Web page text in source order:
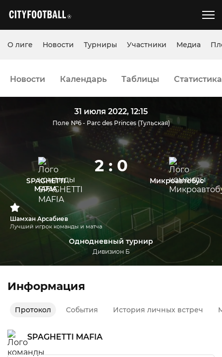
О лиге Новости Турниры Участники Медиа
Новости Календарь Таблицы Статистика
31 июля 2022, 12:15
Поле №6 - Parc des Princes (Тульская)
SPAGHETTI
MAFIA
2 : 0
Микроавтобус
Шамхан Арсабиев
Лучший игрок команды и матча
Однодневный турнир
Дивизион Б
Информация
Протокол События История личных встреч
SPAGHETTI MAFIA